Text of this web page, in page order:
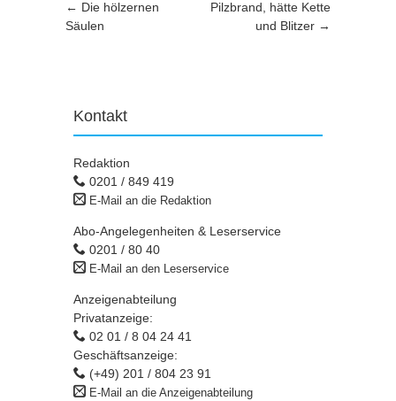
Artikel-Navigation
← Die hölzernen
Säulen
Pilzbrand, hätte Kette
und Blitzer →
Kontakt
Redaktion
0201 / 849 419
E-Mail an die Redaktion
Abo-Angelegenheiten & Leserservice
0201 / 80 40
E-Mail an den Leserservice
Anzeigenabteilung
Privatanzeige:
02 01 / 8 04 24 41
Geschäftsanzeige:
(+49) 201 / 804 23 91
E-Mail an die Anzeigenabteilung